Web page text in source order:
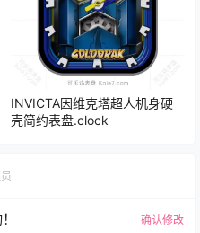
INVICTA因维克塔超人机身硬
壳简约表盘.clock
确认修改